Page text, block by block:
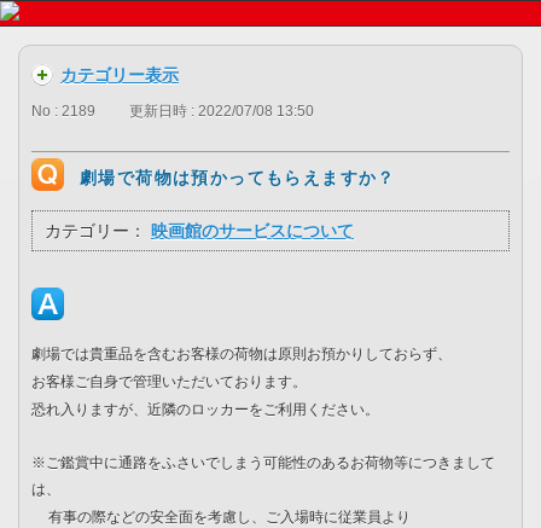
カテゴリー表示
No : 2189 更新日時 : 2022/07/08 13:50
劇場で荷物は預かってもらえますか？
カテゴリー： 映画館のサービスについて
劇場では貴重品を含むお客様の荷物は原則お預かりしておらず、
お客様ご自身で管理いただいております。
恐れ入りますが、近隣のロッカーをご利用ください。
※ご鑑賞中に通路をふさいでしまう可能性のあるお荷物等につきまして
は、
有事の際などの安全面を考慮し、ご入場時に従業員より